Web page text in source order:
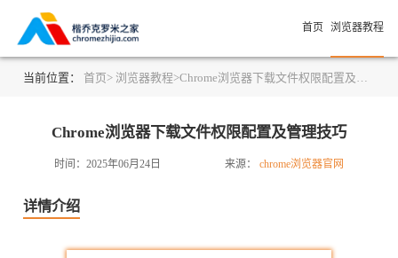
首页 浏览器教程
当前位置： 首页> 浏览器教程>Chrome浏览器下载文件权限配置及管理技巧
Chrome浏览器下载文件权限配置及管理技巧
时间：2025年06月24日 来源： chrome浏览器官网
详情介绍